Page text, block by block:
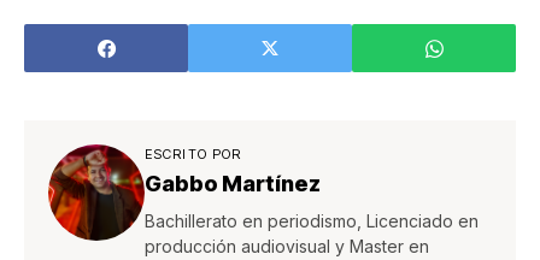
ESCRITO POR
Gabbo Martínez
Bachillerato en periodismo, Licenciado en
producción audiovisual y Master en